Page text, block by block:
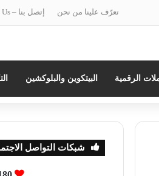
تعرّف علينا من نحن إتصل بنا – Contact Us
الرقمية البيتكوين والبلوكشين
شبكات التواصل